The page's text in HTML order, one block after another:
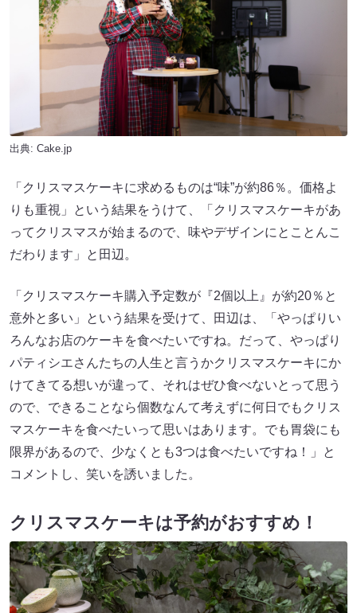
出典: Cake.jp
「クリスマスケーキに求めるものは“味”が約86％。価格よ
りも重視」という結果をうけて、「クリスマスケーキがあ
ってクリスマスが始まるので、味やデザインにとことんこ
だわります」と田辺。
「クリスマスケーキ購入予定数が『2個以上』が約20％と
意外と多い」という結果を受けて、田辺は、「やっぱりい
ろんなお店のケーキを食べたいですね。だって、やっぱり
パティシエさんたちの人生と言うかクリスマスケーキにか
けてきてる想いが違って、それはぜひ食べないとって思う
ので、できることなら個数なんて考えずに何日でもクリス
マスケーキを食べたいって思いはあります。でも胃袋にも
限界があるので、少なくとも3つは食べたいですね！」と
コメントし、笑いを誘いました。
クリスマスケーキは予約がおすすめ！